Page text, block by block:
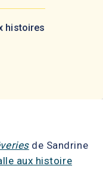
histoires
de Sandrine
aux histoire